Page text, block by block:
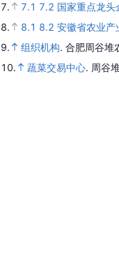
7.
7.1 7.2 国家重点龙头
8.
8.1 8.2 安徽省农业产
9.
组织机构. 合肥周谷堆
10.
蔬菜交易中心. 周谷